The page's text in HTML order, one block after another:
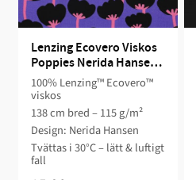
Lenzing Ecovero Viskos
Poppies Nerida Hansen
Lila
100% Lenzing™ Ecovero™
viskos
138 cm bred – 115 g/m²
Design: Nerida Hansen
Tvättas i 30°C – lätt & luftigt
fall